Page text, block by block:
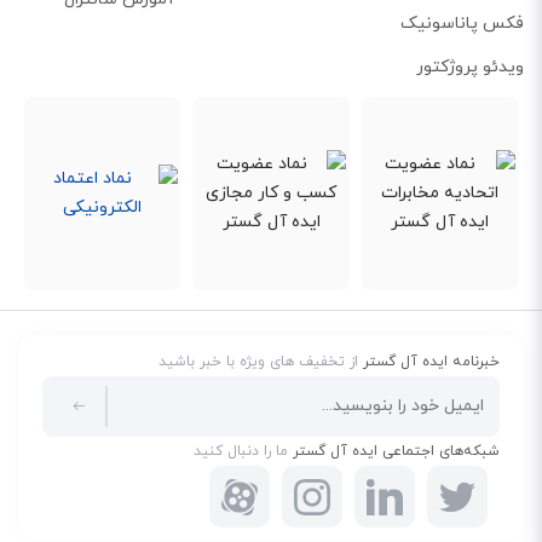
فناوری هوشمند IA و Super Dynamic با بازه دینامیکی ۱۰۲dB
فکس پاناسونیک
ویدئو پروژکتور
خبرنامه ایده آل گستراز تخفیف های ویژه با خبر باشید
شبکه‌های اجتماعی ایده آل گسترما را دنبال کنید